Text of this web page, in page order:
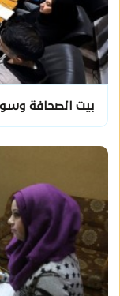
بيت الصحافة